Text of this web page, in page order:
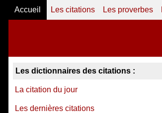
Accueil Les citations Les proverbes
Les dictionnaires des citations :
La citation du jour
Les dernières citations